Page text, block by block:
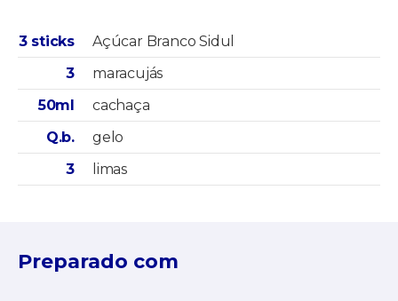
3 sticks
Açúcar Branco Sidul
3
maracujás
50ml
cachaça
Q.b.
gelo
3
limas
Preparado com